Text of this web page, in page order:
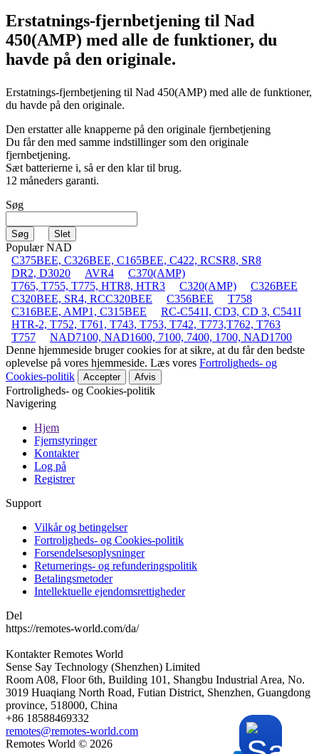
Erstatnings-fjernbetjening til Nad
450(AMP) med alle de funktioner, du
havde på den originale.
Erstatnings-fjernbetjening til Nad 450(AMP) med alle de funktioner,
du havde på den originale.
Den erstatter alle knapperne på den originale fjernbetjening
Du får den med samme indstillinger som den originale
fjernbetjening.
Sæt batterierne i, så er den klar til brug.
12 måneders garanti.
Søg
Populær NAD
C375BEE, C326BEE, C165BEE, C422, RCSR8, SR8
DR2, D3020
AVR4
C370(AMP)
T765, T755, T775, HTR8, HTR3
C320(AMP)
C326BEE
C320BEE, SR4, RCC320BEE
C356BEE
T758
C316BEE, AMP1, C315BEE
RC-C541I, CD3, CD 3, C541I
HTR-2, T752, T761, T743, T753, T742, T773,T762, T763
T757
NAD7100, NAD1600, 7100, 7400, 1700, NAD1700
Denne hjemmeside bruger cookies for at sikre, at du får den bedste
oplevelse på vores hjemmeside. Læs vores Fortroligheds- og
Cookies-politik
Accepter Afvis
Fortroligheds- og Cookies-politik
Navigering
Hjem
Fjernstyringer
Kontakter
Log på
Registrer
Support
Vilkår og betingelser
Fortroligheds- og Cookies-politik
Forsendelsesoplysninger
Returnerings- og refunderingspolitik
Betalingsmetoder
Intellektuelle ejendomsrettigheder
Del
https://remotes-world.com/da/
Kontakter Remotes World
Sense Say Technology (Shenzhen) Limited
Room A08, Floor 6th, Building 101, Shangbu Industrial Area, No.
3019 Huaqiang North Road, Futian District, Shenzhen, Guangdong
province, 518000, China
+86 18588469332
remotes@remotes-world.com
Remotes World © 2026